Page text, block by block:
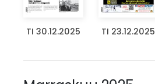
TI 30.12.2025 TI 23.12.2025